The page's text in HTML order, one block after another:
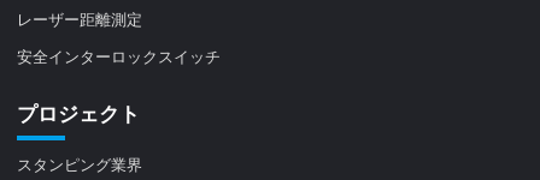
レーザー距離測定
安全インターロックスイッチ
プロジェクト
スタンピング業界